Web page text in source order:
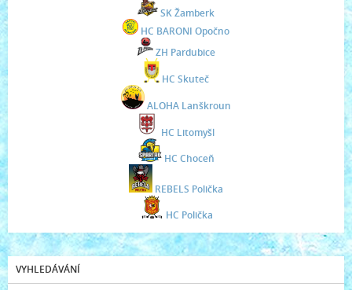
SK Žamberk
HC BARONI Opočno
ZH Pardubice
HC Skuteč
ALOHA Lanškroun
HC Litomyšl
HC Choceň
REBELS Polička
HC Polička
VYHLEDÁVÁNÍ